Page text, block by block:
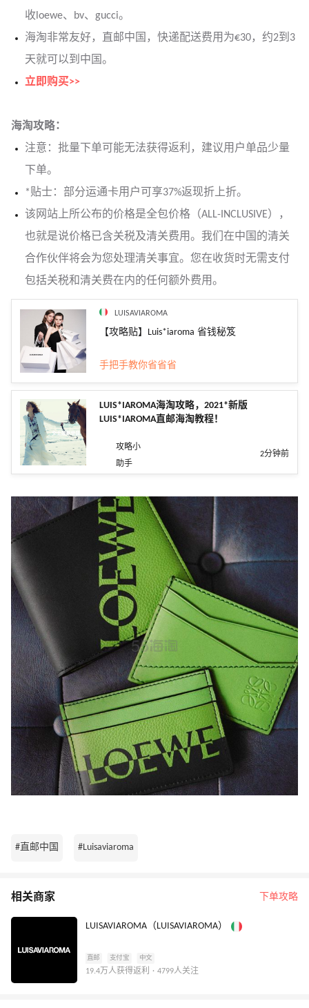
收loewe、bv、gucci。
海淘非常友好，直邮中国，快递配送费用为€30，约2到3
天就可以到中国。
立即购买>>
海淘攻略：
注意：批量下单可能无法获得返利，建议用户单品少量
下单。
*贴士：部分运通卡用户可享37%返现折上折。
该网站上所公布的价格是全包价格（ALL-INCLUSIVE），
也就是说价格已含关税及清关费用。我们在中国的清关
合作伙伴将会为您处理清关事宜。您在收货时无需支付
包括关税和清关费在内的任何额外费用。
LUISAVIAROMA
【攻略贴】Luis*iaroma 省钱秘笈
手把手教你省省省
LUIS*IAROMA海淘攻略，2021*新版
LUIS*IAROMA直邮海淘教程！
攻略小
助手
2分钟前
#直邮中国 #Luisaviaroma
相关商家 下单攻略
LUISAVIAROMA（LUISAVIAROMA）
直邮 支付宝 中文
19.4万人获得返利 · 4799人关注